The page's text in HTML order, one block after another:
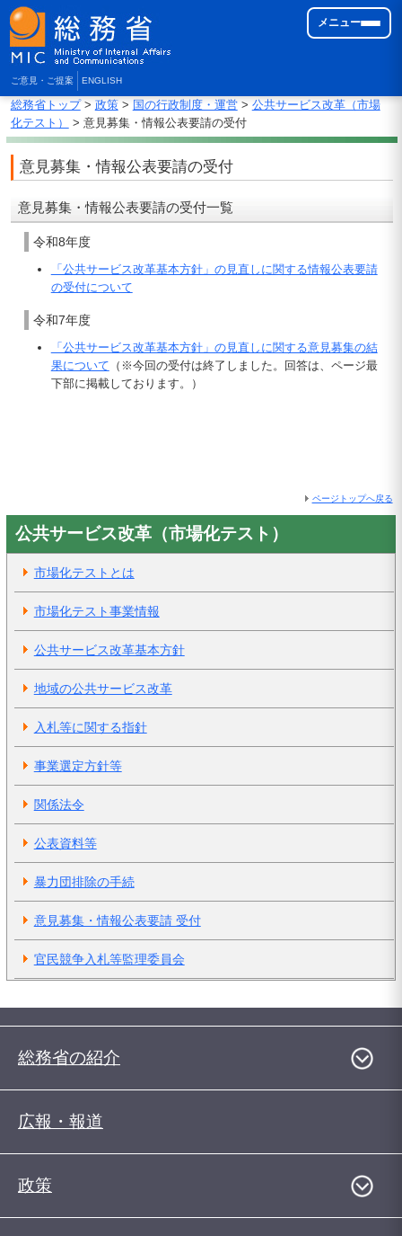
ご意見・ご提案 ENGLISH
メニュー
総務省トップ> 政策> 国の行政制度・運営> 公共サービス改革（市場
化テスト）
> 意見募集・情報公表要請の受付
意見募集・情報公表要請の受付
意見募集・情報公表要請の受付一覧
令和8年度
「公共サービス改革基本方針」の見直しに関する情報公表要請
の受付について
令和7年度
「公共サービス改革基本方針」の見直しに関する意見募集の結
果について （※今回の受付は終了しました。回答は、ページ最
下部に掲載しております。）
ページトップへ戻る
公共サービス改革（市場化テスト）
市場化テストとは
市場化テスト事業情報
公共サービス改革基本方針
地域の公共サービス改革
入札等に関する指針
事業選定方針等
関係法令
公表資料等
暴力団排除の手続
意見募集・情報公表要請 受付
官民競争入札等監理委員会
総務省の紹介
広報・報道
政策